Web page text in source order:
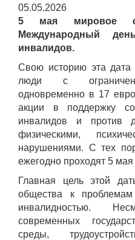
05.05.2026
5 мая мировое
Международный
инвалидов.
Свою историю эта дата
люди с
одновременно в 17
акции в поддержку
инвалидов и против
физическими,
нарушениями. С тех
ежегодно проходят 5
Главная цель этой
общества к
инвалидностью.
современных
среды,